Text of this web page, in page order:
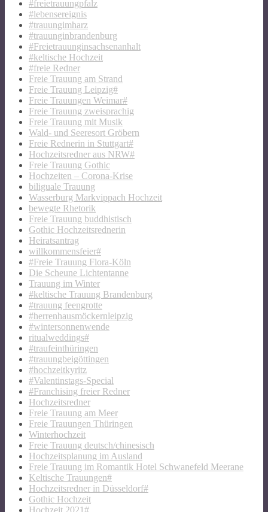
#freietrauungpfalz
#lebensereignis
#trauungimharz
#trauunginbrandenburg
#Freietrauunginsachsenanhalt
#keltische Hochzeit
#freie Redner
Freie Trauung am Strand
Freie Trauung Leipzig#
Freie Trauungen Weimar#
Freie Trauung zweisprachig
Freie Trauung mit Musik
Wald- und Seeresort Gröbern
Freie Rednerin in Stuttgart#
Hochzeitsredner aus NRW#
Freie Trauung Gothic
Hochzeiten – Corona-Krise
biliguale Trauung
Wasserburg Markvippach Hochzeit
bewegte Rhetorik
Freie Trauung buddhistisch
Gothic Hochzeitsrednerin
Heiratsantrag
willkommensfeier#
#Freie Trauung Flora-Köln
Die Scheune Lichtentanne
Trauung im Winter
#keltische Trauung Brandenburg
#trauung feengrotte
#herrenhausmöckernleipzig
#wintersonnenwende
ritualweddings#
#traufeinthüringen
#trauungbeigöttingen
#hochzeitkyritz
#Valentinstags-Special
#Franchising freier Redner
Hochzeitsredner
Freie Trauung am Meer
Freie Trauungen Thüringen
Winterhochzeit
Freie Trauung deutsch/chinesisch
Hochzeitsplanung im Ausland
Freie Trauung im Romantik Hotel Schwanefeld Meerane
Keltische Trauungen#
Hochzeitsredner in Düsseldorf#
Gothic Hochzeit
Hochzeit 2021#